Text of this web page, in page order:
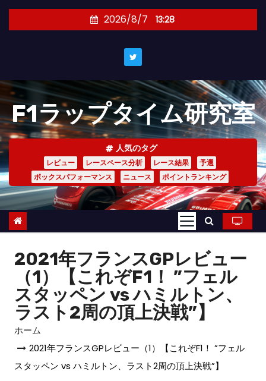
キ
ッ
プ
2026/8/7 13:28
F1ラップタイム研究室
人気のタグ
レビュー レースペース分析 レース結果
予選
ボックスパフォーマンス
ニュース ポイントランキング
2021年フランスGPレビュー
（1）【これぞF1！ ”フェル
スタッペン vs ハミルトン、
ラスト2周の頂上決戦”】
ホーム
2021年フランスGPレビュー（1）【これぞF1！ ”フェル
スタッペン vs ハミルトン、ラスト2周の頂上決戦”】